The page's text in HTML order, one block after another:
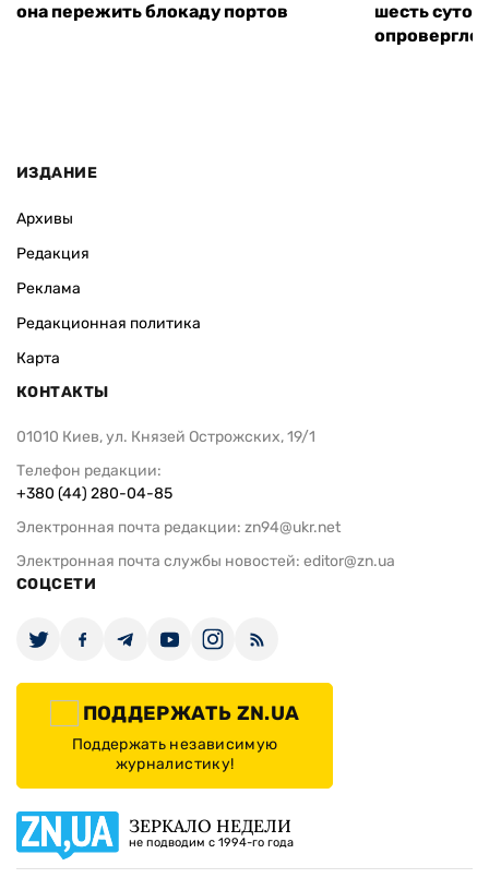
она пережить блокаду портов
шесть
опровергло
ИЗДАНИЕ
Архивы
Редакция
Реклама
Редакционная политика
Карта
КОНТАКТЫ
01010 Киев, ул. Князей Острожских, 19/1
Телефон редакции:
+380 (44) 280-04-85
Электронная почта редакции: zn94@ukr.net
Электронная почта службы новостей: editor@zn.ua
СОЦСЕТИ
ПОДДЕРЖАТЬ ZN.UA
Поддержать независимую
журналистику!
ЗЕРКАЛО НЕДЕЛИ
не подводим с 1994-го года